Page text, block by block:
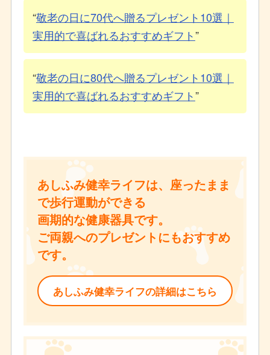
敬老の日に70代へ贈るプレゼント10選｜
実用的で喜ばれるおすすめギフト
敬老の日に80代へ贈るプレゼント10選｜
実用的で喜ばれるおすすめギフト
あしふみ健幸ライフは、座ったまま
で歩行運動ができる
画期的な健康器具です。
ご両親へのプレゼントにもおすすめ
です。
あしふみ健幸ライフの詳細はこちら